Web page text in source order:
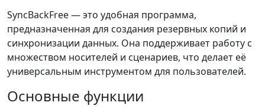
SyncBackFree — это удобная программа,
предназначенная для создания резервных копий и
синхронизации данных. Она поддерживает работу с
множеством носителей и сценариев, что делает её
универсальным инструментом для пользователей.
Основные функции